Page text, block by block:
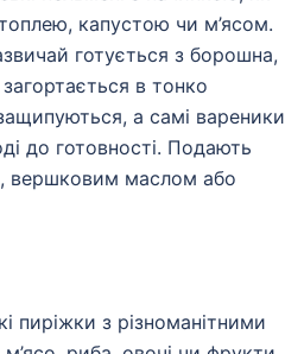
капустою чи м’ясом.
готується з борошна,
в тонко
а самі вареники
до готовності. Подають
вершковим маслом або
пиріжки з різноманітними